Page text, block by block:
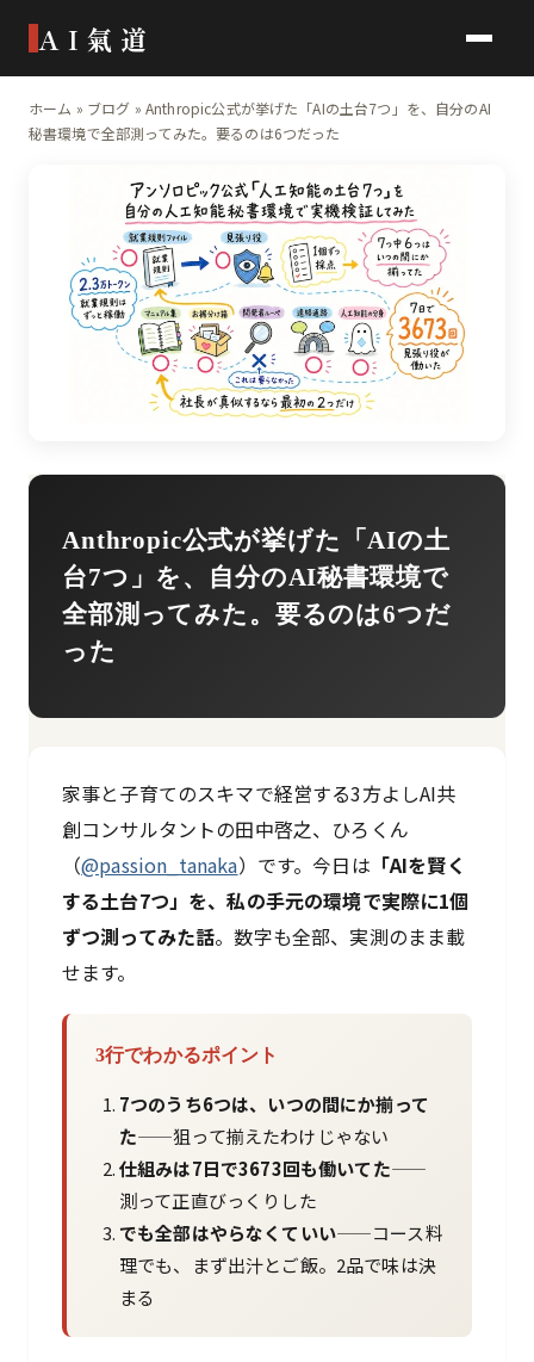
AI氣道
ホーム » ブログ » Anthropic公式が挙げた「AIの土台7つ」を、自分のAI
秘書環境で全部測ってみた。要るのは6つだった
Anthropic公式が挙げた「AIの土
台7つ」を、自分のAI秘書環境で
全部測ってみた。要るのは6つだ
った
家事と子育てのスキマで経営する3方よしAI共
創コンサルタントの田中啓之、ひろくん
（@passion_tanaka）です。今日は 「AIを賢く
する土台7つ」を、私の手元の環境で実際に1個
ずつ測ってみた話。数字も全部、実測のまま載
せます。
3行でわかるポイント
7つのうち6つは、いつの間にか揃って
た——狙って揃えたわけじゃない
仕組みは7日で3673回も働いてた——
測って正直びっくりした
でも全部はやらなくていい——コース料
理でも、まず出汁とご飯。2品で味は決
まる